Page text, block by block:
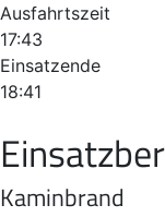
Ausfahrtszeit
17:43
Einsatzende
18:41
Kaminbrand